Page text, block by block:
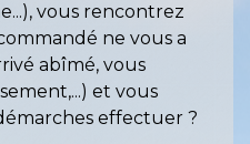
vous rencontrez
ne vous a
abîmé, vous
et vous
effectuer ?